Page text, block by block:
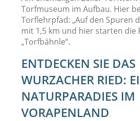
Torfmuseum im Aufbau. Hier
Torflehrpfad: „Auf den Spuren
mit 1,5 km und hier starten die
„Torfbähnle“.
ENTDECKEN SIE DAS
WURZACHER RIED:
NATURPARADIES IM
VORAPENLAND